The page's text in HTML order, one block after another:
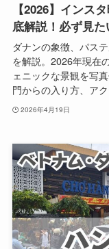
【2026】インス
底解説！必ず見
ダナンの象徴、パス
を解説。2026年現在
ェニックな景観を写
門からの入り方、ア
2026年4月19日